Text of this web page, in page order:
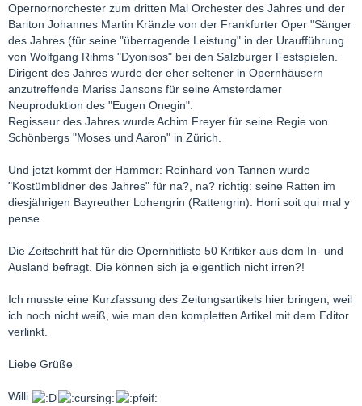
Opernornorchester zum dritten Mal Orchester des Jahres und der
Bariton Johannes Martin Kränzle von der Frankfurter Oper "Sänger
des Jahres (für seine "überragende Leistung" in der Uraufführung
von Wolfgang Rihms "Dyonisos" bei den Salzburger Festspielen.
Dirigent des Jahres wurde der eher seltener in Opernhäusern
anzutreffende Mariss Jansons für seine Amsterdamer
Neuproduktion des "Eugen Onegin".
Regisseur des Jahres wurde Achim Freyer für seine Regie von
Schönbergs "Moses und Aaron" in Zürich.
Und jetzt kommt der Hammer: Reinhard von Tannen wurde
"Kostümblidner des Jahres" für na?, na? richtig: seine Ratten im
diesjährigen Bayreuther Lohengrin (Rattengrin). Honi soit qui mal y
pense.
Die Zeitschrift hat für die Opernhitliste 50 Kritiker aus dem In- und
Ausland befragt. Die können sich ja eigentlich nicht irren?!
Ich musste eine Kurzfassung des Zeitungsartikels hier bringen, weil
ich noch nicht weiß, wie man den kompletten Artikel mit dem Editor
verlinkt.
Liebe Grüße
Willi